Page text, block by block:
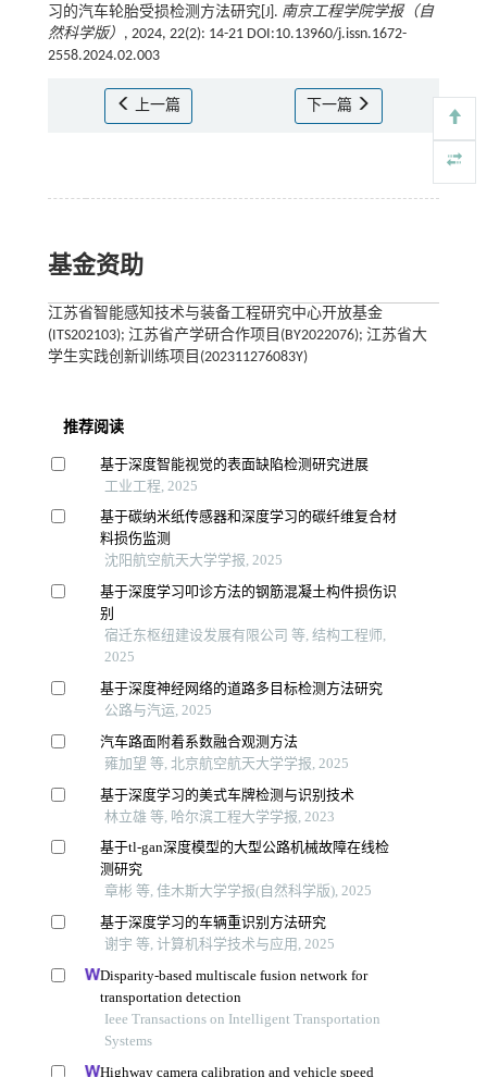
习的汽车轮胎受损检测方法研究[J]. 南京工程学院学报（自
然科学版） , 2024, 22(2): 14-21 DOI:10.13960/j.issn.1672-
2558.2024.02.003
上一篇 下一篇
基金资助
江苏省智能感知技术与装备工程研究中心开放基金
(ITS202103); 江苏省产学研合作项目(BY2022076); 江苏省大
学生实践创新训练项目(202311276083Y)